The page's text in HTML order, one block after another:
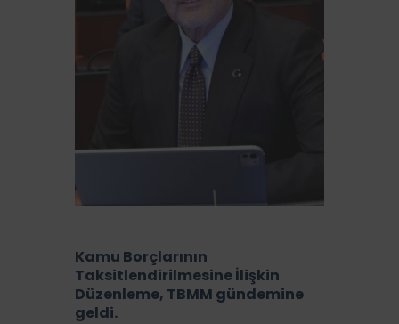
Kamu Borçlarının
Taksitlendirilmesine İlişkin
Düzenleme, TBMM gündemine
geldi.